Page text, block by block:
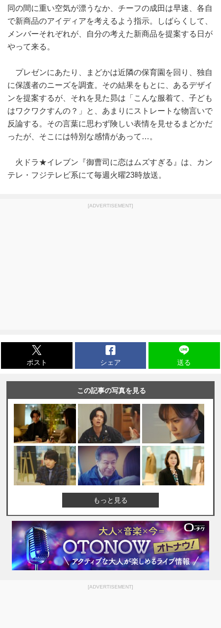
同の間に重い空気が漂うなか、チーフの成田は早速、各自
で新商品のアイディアを考えるよう指示。しばらくして、
メンバーそれぞれが、自分の考えた新商品を提案する日が
やって来る。
プレゼンにあたり、まどかは近隣の保育園を回り、独自
に保護者のニーズを調査。その結果をもとに、あるデザイ
ンを提案するが、それを見た昴は「こんな服着て、子ども
はワクワクすんの？」と、あまりにストレートな物言いで
反論する。その言葉に思わず険しい表情を見せるまどかだ
ったが、そこには特別な感情があって…。
火ドラ★イレブン『御曹司に恋はムズすぎる』は、カン
テレ・フジテレビ系にて毎週火曜23時放送。
[ADVERTISEMENT]
ポスト シェア 送る
この記事の写真を見る
もっと見る
[ADVERTISEMENT]